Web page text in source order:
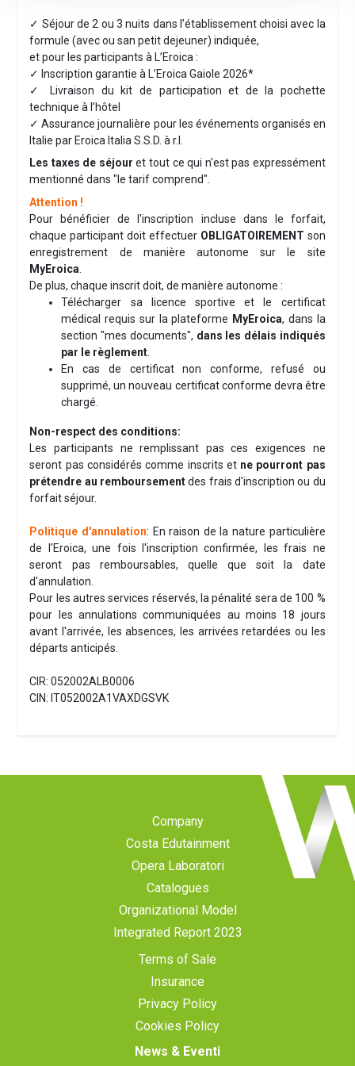
✓ Séjour de 2 ou 3 nuits dans l’établissement choisi avec la
formule (avec ou san petit dejeuner) indiquée,
et pour les participants à L’Eroica :
✓ Inscription garantie à L’Eroica Gaiole 2026*
✓ Livraison du kit de participation et de la pochette
technique à l’hôtel
✓ Assurance journalière pour les événements organisés en
Italie par Eroica Italia S.S.D. à r.l.
Les taxes de séjour et tout ce qui n'est pas expressément
mentionné dans "le tarif comprend".
Attention !
Pour bénéficier de l'inscription incluse dans le forfait,
chaque participant doit effectuer OBLIGATOIREMENT son
enregistrement de manière autonome sur le site
MyEroica
De plus, chaque inscrit doit, de manière autonome :
Télécharger sa licence sportive et le certificat
médical requis sur la plateforme MyEroica, dans la
section "mes documents", dans les délais indiqués
par le règlement
En cas de certificat non conforme, refusé ou
supprimé, un nouveau certificat conforme devra être
chargé.
Non-respect des conditions:
Les participants ne remplissant pas ces exigences ne
seront pas considérés comme inscrits et ne pourront pas
prétendre au remboursementdes frais d'inscription ou du
forfait séjour.
Politique d'annulation: En raison de la nature particulière
de l'Eroica, une fois l'inscription confirmée, les frais ne
seront pas remboursables, quelle que soit la date
d'annulation.
Pour les autres services réservés, la pénalité sera de 100 %
pour les annulations communiquées au moins 18 jours
avant l'arrivée, les absences, les arrivées retardées ou les
départs anticipés.
CIR: 052002ALB0006
CIN: IT052002A1VAXDGSVK
Company
Costa Edutainment
Opera Laboratori
Catalogues
Organizational Model
Integrated Report 2023
Terms of Sale
Insurance
Privacy Policy
Cookies Policy
News & Eventi